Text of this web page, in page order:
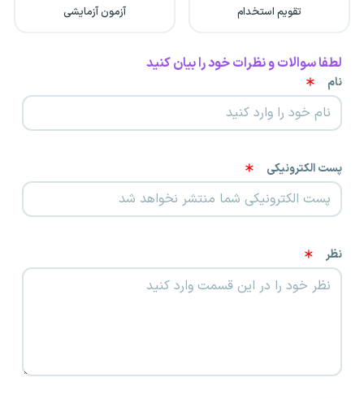
تقویم استخدام آزمون آزمایشی
لطفا سوالات و نظرات خود را بیان کنید
نام
پست الکترونیکی
نظر